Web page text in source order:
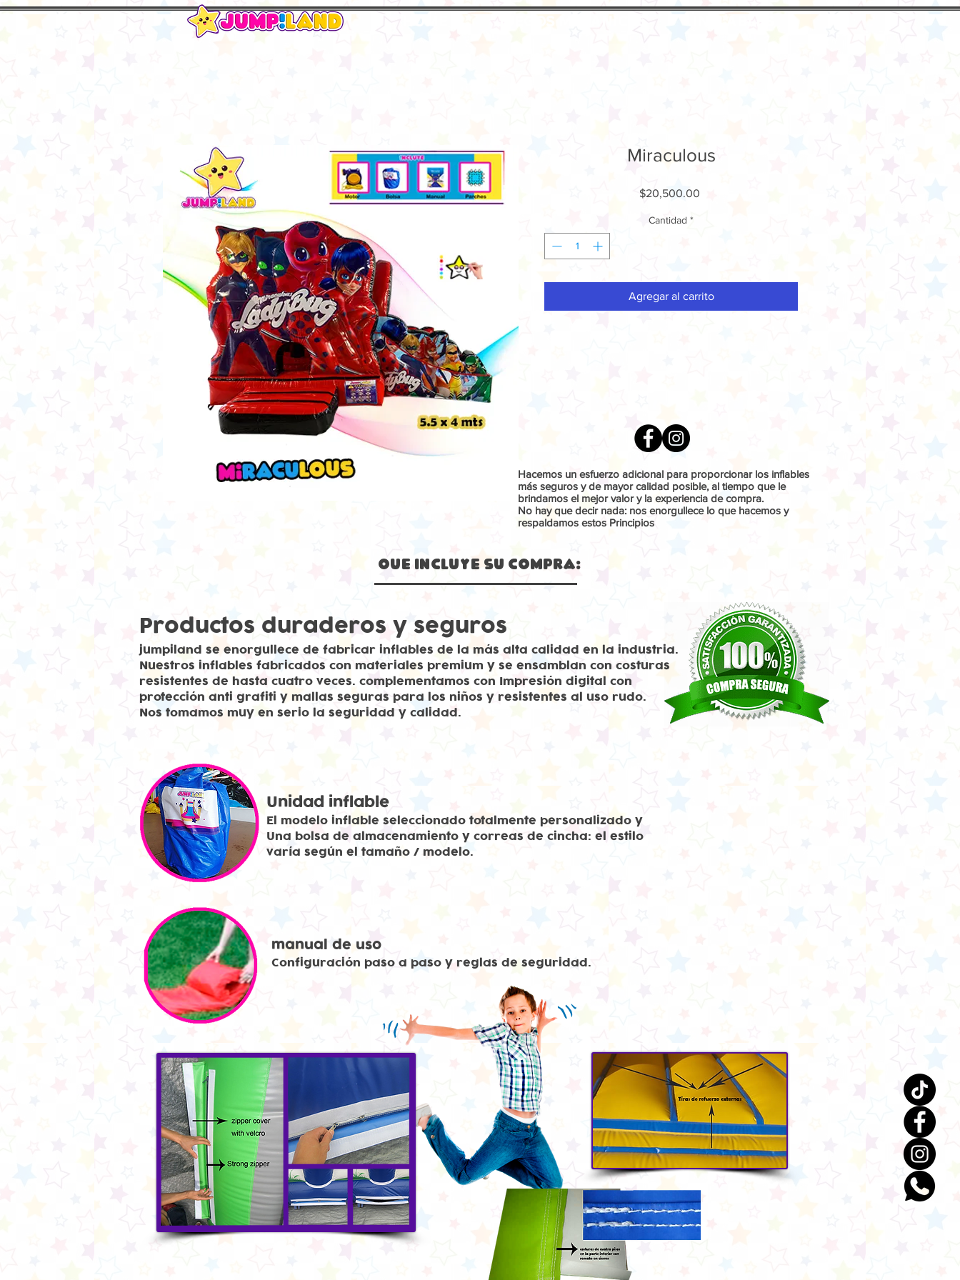
Miraculous
$20,500.00Precio
Cantidad *
Agregar al carrito
Hacemos un esfuerzo adicional para proporcionar los inflables
más seguros y de mayor calidad posible, al tiempo que le
brindamos el mejor valor y la experiencia de compra.
No hay que decir nada: nos enorgullece lo que hacemos y
respaldamos estos Principios
Que Incluye su compra:
Productos duraderos y seguros
jumpiland se enorgullece de fabricar inflables de la más alta calidad en la industria.
Nuestros inflables fabricados con materiales premium y se ensamblan con costuras
resistentes de hasta cuatro veces. complementamos con Impresión digital con
protección anti grafiti y mallas seguras para los niños y resistentes al uso rudo.
Nos tomamos muy en serio la seguridad y calidad.
Unidad inflable
El modelo inflable seleccionado totalmente personalizado y
Una bolsa de almacenamiento y correas de cincha: el estilo
varía según el tamaño / modelo.
manual de uso
Configuración paso a paso y reglas de seguridad.